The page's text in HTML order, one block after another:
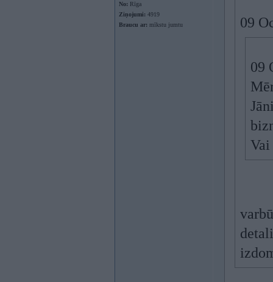
No: Rīga
Ziņojumi: 4919
Braucu ar: mīkstu jumtu 09
09
Vai